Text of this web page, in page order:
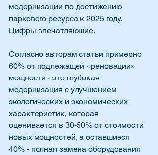
модернизации по достижению
паркового ресурса к 2025 году.
Цифры впечатляющие.
Согласно авторам статьи примерно
60% от подлежащей «реновации»
мощности - это глубокая
модернизация с улучшением
экологических и экономических
характеристик, которая
оценивается в 30-50% от стоимости
новых мощностей, а оставшиеся
40% - полная замена оборудования